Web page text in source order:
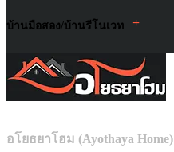
บ้านมือสอง/บ้านรีโนเวท +
อโยธยาโฮม (Ayothaya Home)